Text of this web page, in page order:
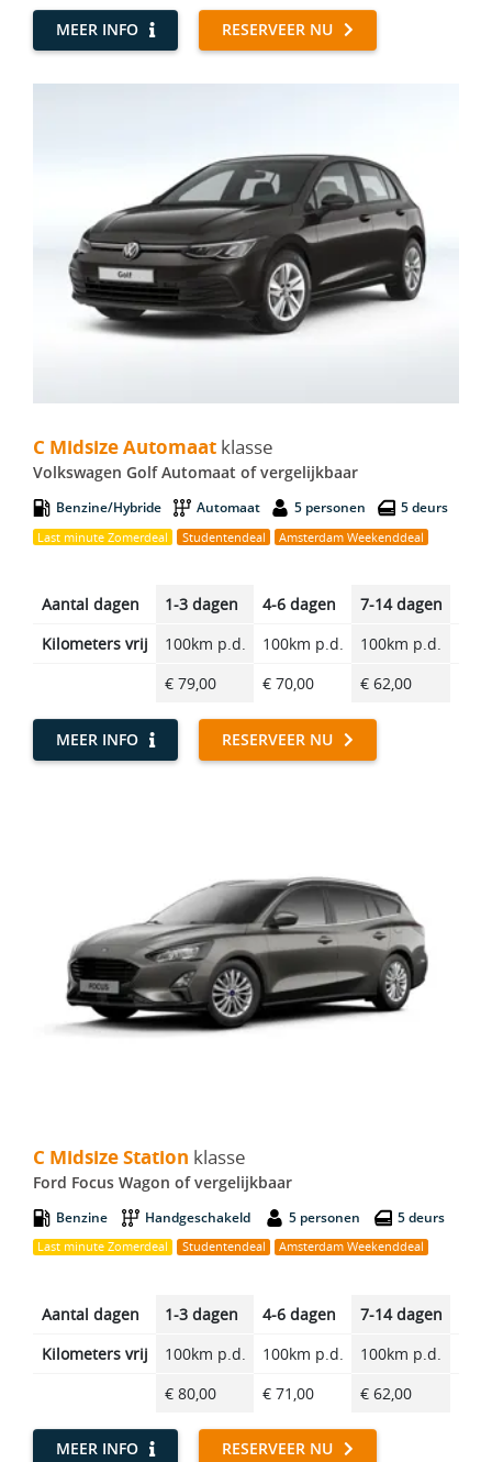
MEER INFO RESERVEER NU
C Midsize Automaat klasse
Volkswagen Golf Automaat of vergelijkbaar
Benzine/Hybride Automaat 5 personen 5 deurs
Last minute Zomerdeal Studentendeal Amsterdam Weekenddeal
Aantal dagen 1-3 dagen 4-6 dagen 7-14 dagen
Kilometers vrij
100km p.d. 100km p.d. 100km p.d.
€ 79,00
€ 70,00 € 62,00
MEER INFO RESERVEER NU
C Midsize Station klasse
Ford Focus Wagon of vergelijkbaar
Benzine Handgeschakeld 5 personen 5 deurs
Last minute Zomerdeal Studentendeal Amsterdam Weekenddeal
Aantal dagen 1-3 dagen 4-6 dagen 7-14 dagen
Kilometers vrij
100km p.d. 100km p.d. 100km p.d.
€ 80,00
€ 71,00 € 62,00
MEER INFO RESERVEER NU